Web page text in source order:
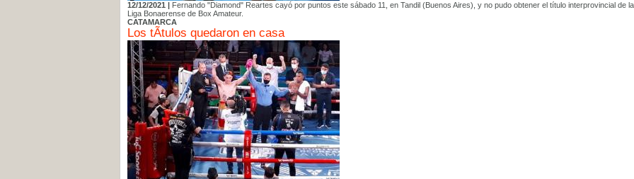
12/12/2021 | Fernando "Diamond" Reartes cayó por puntos este sábado 11, en Tandil (Buenos Aires), y no pudo obtener el título interprovincial de la
Liga Bonaerense de Box Amateur.
CATAMARCA
Los tÃ­tulos quedaron en casa